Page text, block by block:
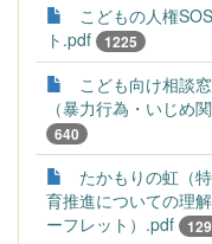
こどもの人権
ト.pdf
1225
こども向け相談
（暴力行為・いじめ
640
たかもりの虹（
育推進についての理
ーフレット）.pdf